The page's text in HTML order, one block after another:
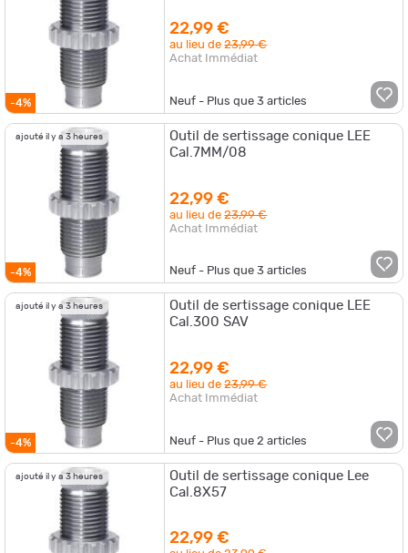
-4%
22,99 €
au lieu de23,99 €
Achat Immédiat
Neuf - Plus que3 articles
ajouté il y a 3 heures
-4%
Outil de sertissage conique LEE
Cal.7MM/08
22,99 €
au lieu de23,99 €
Achat Immédiat
Neuf - Plus que3 articles
ajouté il y a 3 heures
-4%
Outil de sertissage conique LEE
Cal.300 SAV
22,99 €
au lieu de23,99 €
Achat Immédiat
Neuf - Plus que2 articles
ajouté il y a 3 heures
Outil de sertissage conique Lee
Cal.8X57
22,99 €